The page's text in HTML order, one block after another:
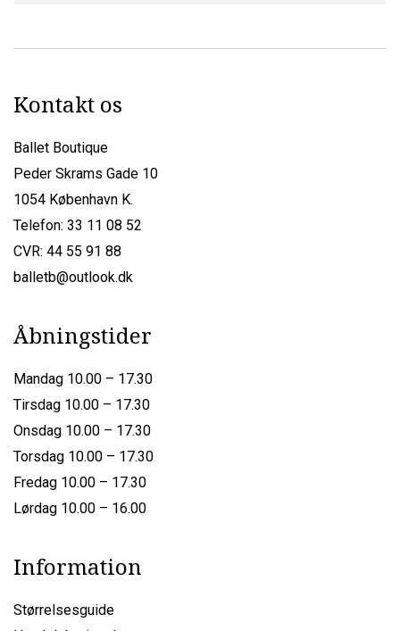
Kontakt os
Ballet Boutique
Peder Skrams Gade 10
1054 København K.
Telefon: 33 11 08 52
CVR: 44 55 91 88
balletb@outlook.dk
Åbningstider
Mandag 10.00 – 17.30
Tirsdag 10.00 – 17.30
Onsdag 10.00 – 17.30
Torsdag 10.00 – 17.30
Fredag 10.00 – 17.30
Lørdag 10.00 – 16.00
Information
Størrelsesguide